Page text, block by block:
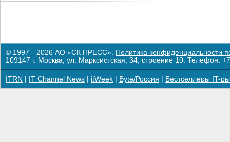
© 1997—2026 АО «СК ПРЕСС». Политика конфиденциальности
109147 г. Москва, ул. Марксистская, 34, строение 10. Телефон:
ITRN IT Channel News itWeek Byte/Россия Бестселлеры IT-